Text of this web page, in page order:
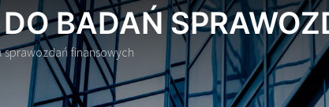
BADAŃ
finansowych